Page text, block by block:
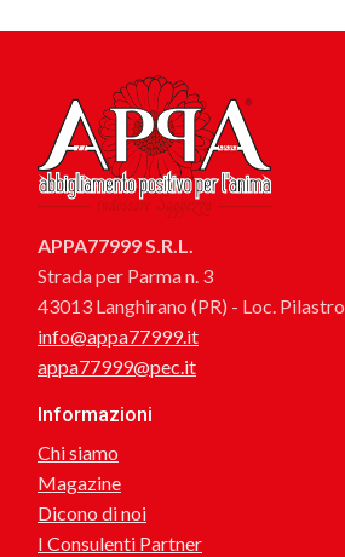
APPA77999 S.R.L.
Strada per Parma n. 3
43013 Langhirano (PR) - Loc. Pilastro
info@appa77999.it
appa77999@pec.it
Informazioni
Chi siamo
Magazine
Dicono di noi
I Consulenti Partner